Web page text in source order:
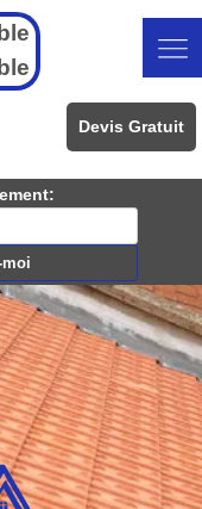
Devis Gratuit